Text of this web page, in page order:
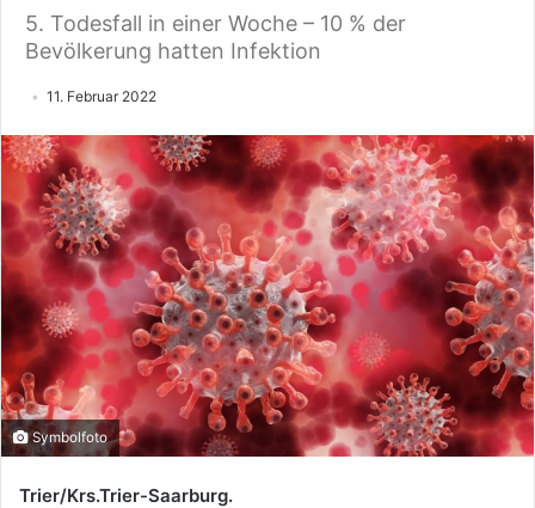
5. Todesfall in einer Woche – 10 % der
Bevölkerung hatten Infektion
11. Februar 2022
Symbolfoto
Trier/Krs.Trier-Saarburg.